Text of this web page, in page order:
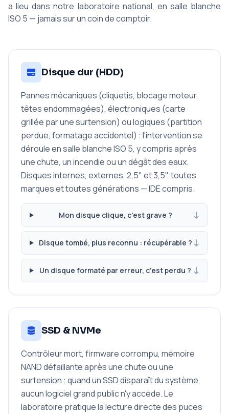
a lieu dans notre laboratoire national, en salle blanche
ISO 5 — jamais sur un coin de comptoir.
Disque dur (HDD)
Pannes mécaniques (cliquetis, blocage moteur,
têtes endommagées), électroniques (carte
grillée par une surtension) ou logiques (partition
perdue, formatage accidentel) : l'intervention se
déroule en salle blanche ISO 5, y compris après
une chute, un incendie ou un dégât des eaux.
Disques internes, externes, 2,5" et 3,5", toutes
marques et toutes générations — IDE compris.
Mon disque clique, c'est grave ?
Disque tombé, plus reconnu : récupérable ?
Un disque formaté par erreur, c'est perdu ?
SSD & NVMe
Contrôleur mort, firmware corrompu, mémoire
NAND défaillante après une chute ou une
surtension : quand un SSD disparaît du système,
aucun logiciel grand public n'y accède. Le
laboratoire pratique la lecture directe des puces